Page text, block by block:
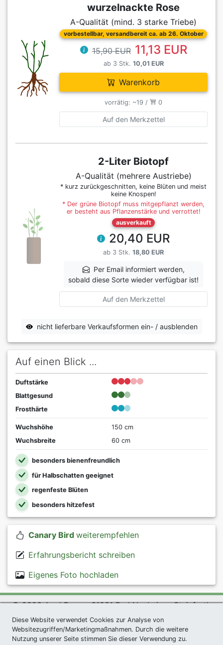
wurzelnackte Rose
A-Qualität (mind. 3 starke Triebe)
vorbestellbar, versandbereit ca. ab 26. Oktober
15,90 EUR 11,13 EUR
ab 3 Stk. 10,01 EUR
Warenkorb
vorrätig: ~19 / 0
Auf den Merkzettel
2-Liter Biotopf
A-Qualität (mehrere Austriebe)
* kurz zurückgeschnitten, keine Blüten und meist
keine Knospen!
* Der grüne Biotopf muss mitgepflanzt werden,
er besteht aus Pflanzenstärke und verrottet!
ausverkauft
20,40 EUR
ab 3 Stk. 18,80 EUR
Per Email informiert werden,
sobald diese Sorte wieder verfügbar ist!
Auf den Merkzettel
nicht lieferbare Verkaufsformen ein- / ausblenden
Auf einen Blick ...
Duftstärke
Blattgesund
Frosthärte
Wuchshöhe
150 cm
Wuchsbreite
60 cm
besonders bienenfreundlich
für Halbschatten geeignet
regenfeste Blüten
besonders hitzefest
Canary Bird weiterempfehlen
Erfahrungsbericht schreiben
Eigenes Foto hochladen
© 2026 Agel Rosen, 61231 Bad Nauheim - Steinfurth
exklusives Präsent *|Agel Rosen Wiki
Datenschutzerklärung|Impressum|Links|Sitemap
Diese Website verwendet Cookies zur Analyse von
Websitezugriffen/Marketingmaßnahmen. Durch die weitere
Nutzung unserer Seite stimmen Sie dieser Verwendung zu.